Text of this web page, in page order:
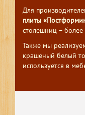
Для
плиты
столешниц –
Также мы
крашеный белый
используется в